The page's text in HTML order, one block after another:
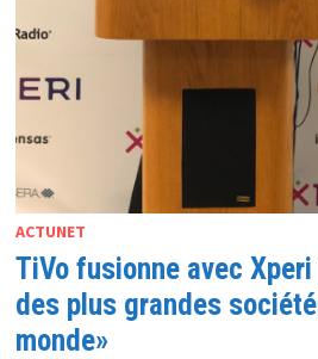
ACTUNET
TiVo fusionne avec Xperi
des plus grandes
monde»